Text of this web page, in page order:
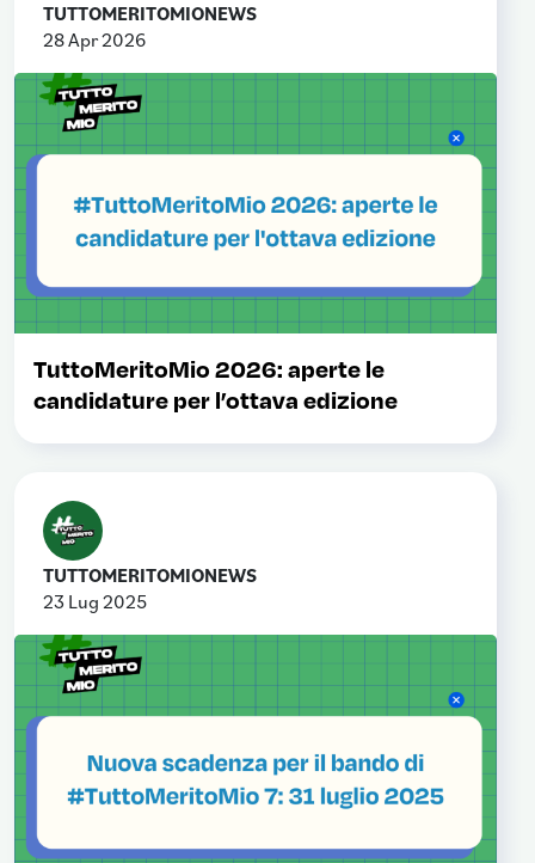
TUTTOMERITOMIONEWS
28 Apr 2026
TuttoMeritoMio 2026: aperte le
candidature per l’ottava edizione
TUTTOMERITOMIONEWS
23 Lug 2025